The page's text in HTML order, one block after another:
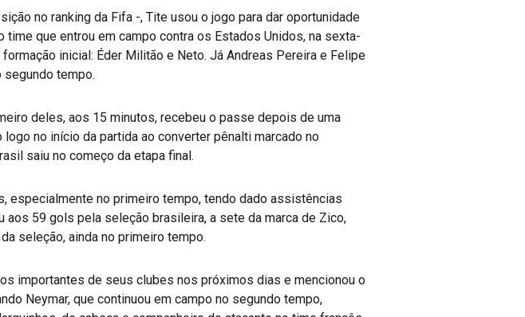
no ranking da Fifa -, Tite usou o jogo para dar oportunidade
que entrou em campo contra os Estados Unidos, na sexta-
inicial: Éder Militão e Neto. Já Andreas Pereira e Felipe
segundo tempo.
deles, aos 15 minutos, recebeu o passe depois de uma
no início da partida ao converter pênalti marcado no
saiu no começo da etapa final.
especialmente no primeiro tempo, tendo dado assistências
aos 59 gols pela seleção brasileira, a sete da marca de Zico,
seleção, ainda no primeiro tempo.
importantes de seus clubes nos próximos dias e mencionou o
Neymar, que continuou em campo no segundo tempo,